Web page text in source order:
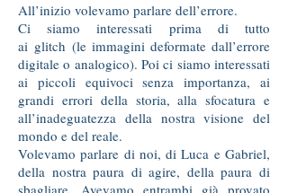
All’inizio volevamo parlare dell’errore.
Ci siamo interessati prima di tutto
ai glitch (le immagini deformate dall’errore
digitale o analogico). Poi ci siamo interessati
ai piccoli equivoci senza importanza, ai
grandi errori della storia, alla sfocatura e
all’inadeguatezza della nostra visione del
mondo e del reale.
Volevamo parlare di noi, di Luca e Gabriel,
della nostra paura di agire, della paura di
sbagliare. Avevamo entrambi già provato